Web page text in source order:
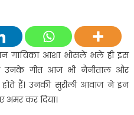
गूंजेंगे
ये
गीत,
याद
आएंगी
गायिका आशा भोसले भले ही इस
उनके गीत आज भी नैनीताल और
होते हैं। उनकी सुरीली आवाज ने इन
अमर कर दिया।